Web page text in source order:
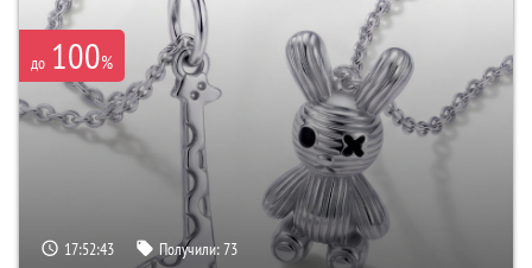
до 100%
17:52:41 Получили:73